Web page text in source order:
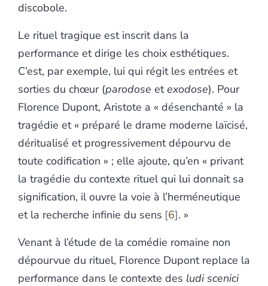
discobole.
Le rituel tragique est inscrit dans la
performance et dirige les choix esthétiques.
C’est, par exemple, lui qui régit les entrées et
sorties du chœur (parodose etexodose). Pour
Florence Dupont, Aristote a « désenchanté » la
tragédie et « préparé le drame moderne laïcisé,
déritualisé et progressivement dépourvu de
toute codification » ; elle ajoute, qu’en « privant
la tragédie du contexte rituel qui lui donnait sa
signification, il ouvre la voie à l’herméneutique
et la recherche infinie du sens 6 . »
Venant à l’étude de la comédie romaine non
dépourvue du rituel, Florence Dupont replace la
performance dans le contexte des ludi scenici